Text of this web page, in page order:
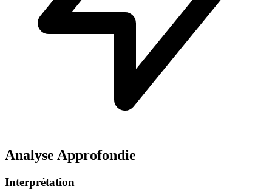
Analyse Approfondie
Interprétation